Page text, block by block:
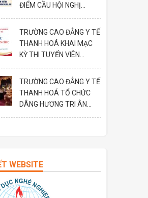
ĐIỂM CẦU HỘI NGHỊ...
TRƯỜNG CAO ĐẲNG Y TẾ
THANH HOÁ KHAI MẠC
KỲ THI TUYỂN VIÊN...
TRƯỜNG CAO ĐẲNG Y TẾ
THANH HOÁ TỔ CHỨC
DÂNG HƯƠNG TRI ÂN...
WEBSITE